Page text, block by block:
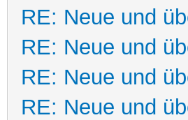
RE: Neue und
RE: Neue und
RE: Neue und
RE: Neue und